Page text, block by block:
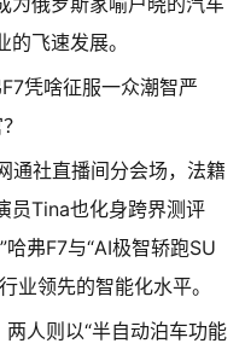
飞速发展。
通社直播间分会场，法籍
员Tina也化身跨界测评
弗F7与“AI极智轿跑SU
业领先的智能化水平。
人则以“半自动泊车功能